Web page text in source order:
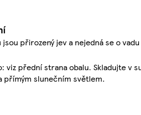
přirozený jev a nejedná se o
viz přední strana obalu. Skladujte v
přímým slunečním světlem.